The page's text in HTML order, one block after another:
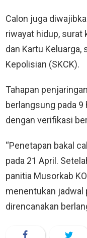
Calon juga
riwayat hidup, surat
dan Kartu Keluarga,
Kepolisian (SKCK).
Tahapan
berlangsung pada
dengan verifikasi
“Penetapan bakal
pada 21 April.
panitia Musorkab
menentukan jadwal
direncanakan